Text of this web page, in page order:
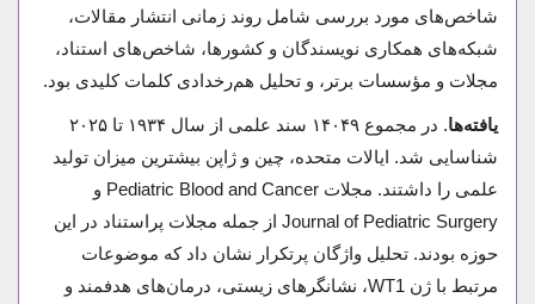
شاخص‌های مورد بررسی شامل روند زمانی انتشار مقالات،
شبکه‌های همکاری نویسندگان و کشورها، شاخص‌های استناد،
مجلات و مؤسسات برتر، و تحلیل هم‌رخدادی کلمات کلیدی بود.
یافته‌ها
. در مجموع ۱۴۰۴۹ سند علمی از سال ۱۹۳۴ تا ۲۰۲۵
شناسایی شد. ایالات متحده، چین و ژاپن بیشترین میزان تولید
علمی را داشتند. مجلات Pediatric Blood and Cancer و
Journal of Pediatric Surgery از جمله مجلات پراستناد در این
حوزه بودند. تحلیل واژگان پرتکرار نشان داد که موضوعات
مرتبط با ژن WT1، نشانگرهای زیستی، درمان‌های هدفمند و